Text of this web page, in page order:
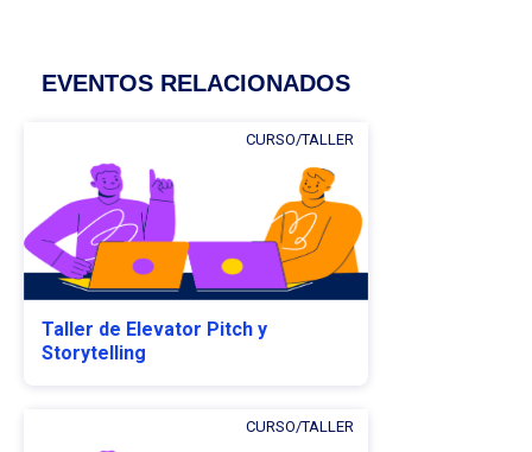
EVENTOS RELACIONADOS
CURSO/TALLER
Taller de Elevator Pitch y
Storytelling
CURSO/TALLER